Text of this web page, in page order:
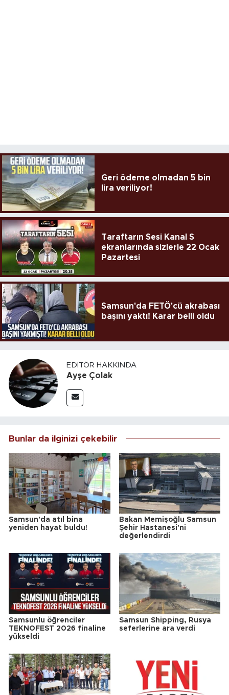
Geri ödeme olmadan 5 bin
lira veriliyor!
Taraftarın Sesi Kanal S
ekranlarında sizlerle 22 Ocak
Pazartesi
Samsun'da FETÖ'cü akrabası
başını yaktı! Karar belli oldu
EDITÖR HAKKINDA
Ayşe Çolak
Bunlar da ilginizi çekebilir
Samsun'da atıl bina
yeniden hayat buldu!
Bakan Memişoğlu Samsun
Şehir Hastanesi'ni
değerlendirdi
Samsunlu öğrenciler
TEKNOFEST 2026 finaline
yükseldi
Samsun Shipping, Rusya
seferlerine ara verdi